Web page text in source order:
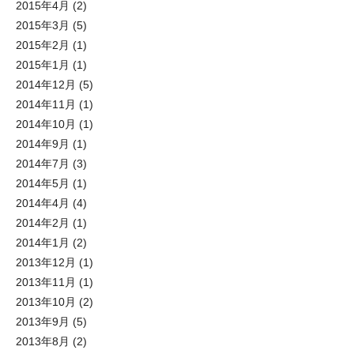
2015年4月 (2)
2015年3月 (5)
2015年2月 (1)
2015年1月 (1)
2014年12月 (5)
2014年11月 (1)
2014年10月 (1)
2014年9月 (1)
2014年7月 (3)
2014年5月 (1)
2014年4月 (4)
2014年2月 (1)
2014年1月 (2)
2013年12月 (1)
2013年11月 (1)
2013年10月 (2)
2013年9月 (5)
2013年8月 (2)